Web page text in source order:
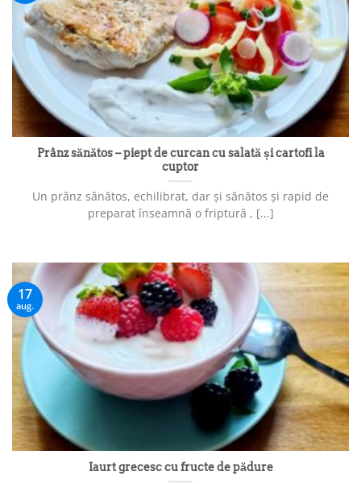
Prânz sănătos – piept de curcan cu salată și cartofi la
cuptor
Un prânz sănătos, echilibrat, dar și sănătos și rapid de
preparat înseamnă o friptură , [...]
Iaurt grecesc cu fructe de pădure
17
aug.